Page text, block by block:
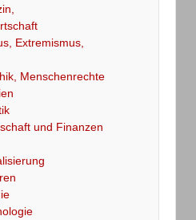
Extremismus,
Menschenrechte
und Finanzen